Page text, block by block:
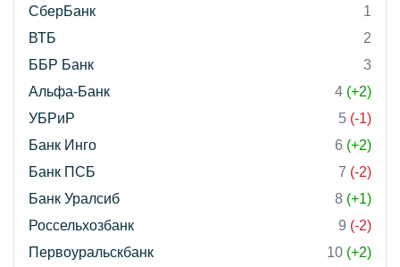
СберБанк
1
ВТБ
2
ББР Банк
3
Альфа-Банк
4 (+2)
УБРиР
5 (-1)
Банк Инго
6 (+2)
Банк ПСБ
7 (-2)
Банк Уралсиб
8 (+1)
Россельхозбанк
9 (-2)
Первоуральскбанк
10 (+2)